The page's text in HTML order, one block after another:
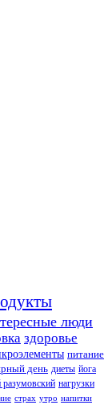
люди
здоровье
питание
день диеты йога
разумовский нагрузки
страх утро напитки